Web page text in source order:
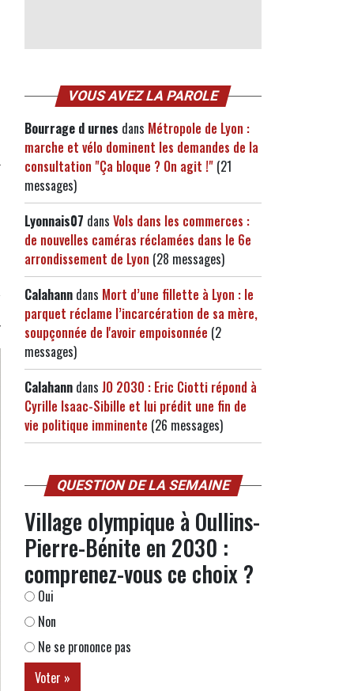
VOUS AVEZ LA PAROLE
Bourrage d urnes dans Métropole de Lyon :
marche et vélo dominent les demandes de la
consultation "Ça bloque ? On agit !" (21
messages)
Lyonnais07 dans Vols dans les commerces :
de nouvelles caméras réclamées dans le 6e
arrondissement de Lyon (28 messages)
Calahann dans Mort d’une fillette à Lyon : le
parquet réclame l’incarcération de sa mère,
soupçonnée de l'avoir empoisonnée (2
messages)
Calahann dans JO 2030 : Eric Ciotti répond à
Cyrille Isaac-Sibille et lui prédit une fin de
vie politique imminente (26 messages)
QUESTION DE LA SEMAINE
Village olympique à Oullins-
Pierre-Bénite en 2030 :
comprenez-vous ce choix ?
Oui
Non
Ne se prononce pas